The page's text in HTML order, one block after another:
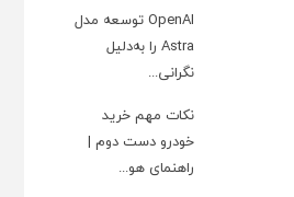
OpenAI توسعه مدل
Astra را به‌دلیل
نگرانی...
نکات مهم خرید
خودرو دست دوم |
راهنمای هو...